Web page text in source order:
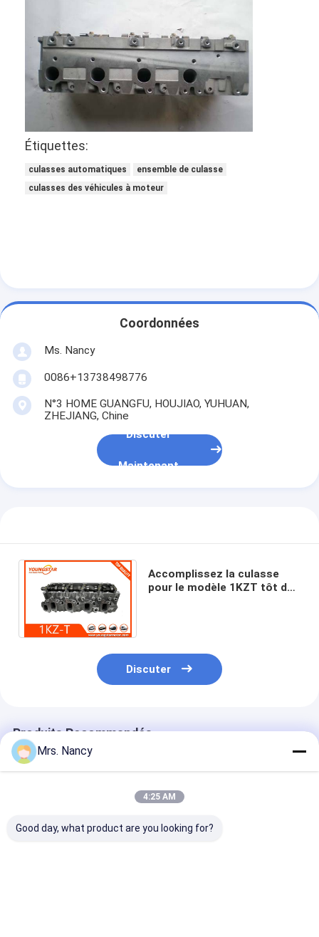
Contrôle de la qualité
Nous contacter
Discuter Maintenant
bloc-cylindres de moteur
Arbre à cames de moteur
Voiture moteur soupapes
Réparations de culasse
POULIE DE VILEBREQUIN
Pompe de direction de voiture
Pièces de moteur d'automobile
Appareil de ventilation du moteur
Étiquettes:
culasses automatiques
ensemble de culasse
culasses des véhicules à moteur
Coordonnées
Ms. Nancy
0086+13738498776
N°3 HOME GUANGFU, HOUJIAO, YUHUAN,
ZHEJIANG, Chine
Discuter
Maintenant
Accomplissez la culasse
pour le modèle 1KZT tôt de
Discuter
Produits Recommandés
Mrs. Nancy
4:25 AM
Good day, what product are you looking for?